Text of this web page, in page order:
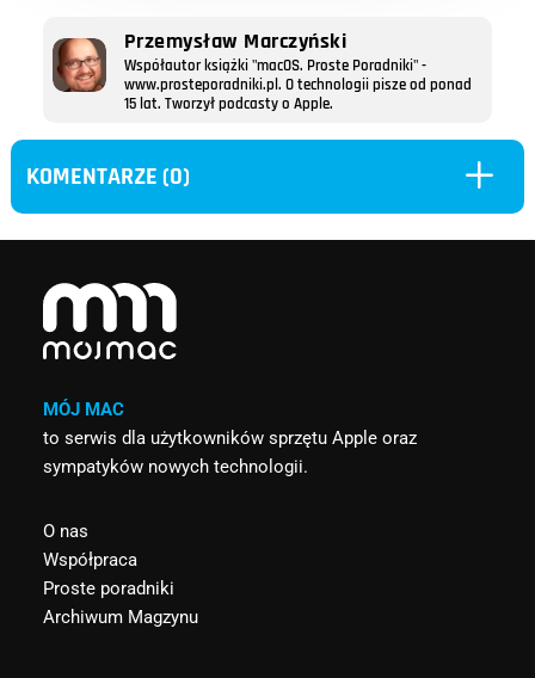
Przemysław Marczyński
Współautor książki "macOS. Proste Poradniki" -
www.prosteporadniki.pl. O technologii pisze od ponad
15 lat. Tworzył podcasty o Apple.
KOMENTARZE (0) L
MÓJ MAC
to serwis dla użytkowników sprzętu Apple oraz
sympatyków nowych technologii.
O nas
Współpraca
Proste poradniki
Archiwum Magzynu